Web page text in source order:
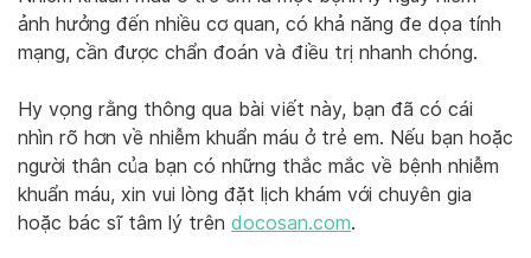
ảnh hưởng đến nhiều cơ quan, có khả năng đe dọa tính
mạng, cần được chẩn đoán và điều trị nhanh chóng.
Hy vọng rằng thông qua bài viết này, bạn đã có cái
nhìn rõ hơn về nhiễm khuẩn máu ở trẻ em. Nếu bạn hoặc
người thân của bạn có những thắc mắc về bệnh nhiễm
khuẩn máu, xin vui lòng đặt lịch khám với chuyên gia
hoặc bác sĩ tâm lý trên docosan.com.